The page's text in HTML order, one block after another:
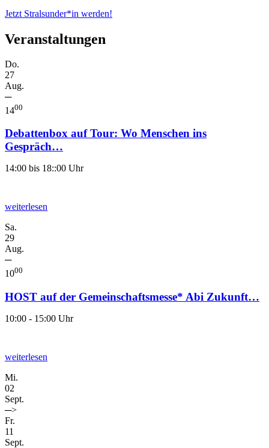
Jetzt Stralsunder*in werden!
Ver­an­stal­tun­gen
Do.
27
Aug.
─
1400
Debattenbox auf Tour: Wo Menschen ins
Gespräch…
14:00 bis 18::00 Uhr
weiterlesen
Sa.
29
Aug.
─
1000
HOST auf der Gemeinschaftsmesse* Abi Zukunft…
10:00 - 15:00 Uhr
weiterlesen
Mi.
02
Sept.
─>
Fr.
11
Sept.